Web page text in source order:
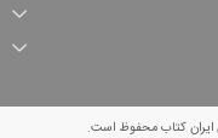
ایران کتاب محفوظ است.